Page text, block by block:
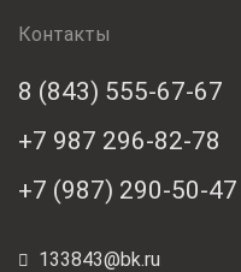
Контакты
8 (843) 555-67-67
+7 987 296-82-78
+7 (987) 290-50-47
133843@bk.ru